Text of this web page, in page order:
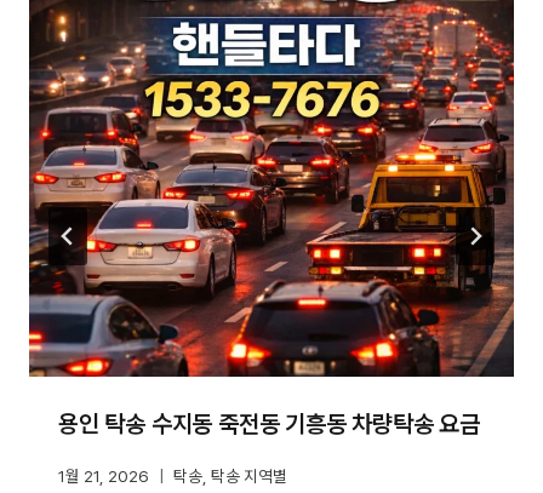
용인 탁송 수지동 죽전동 기흥동 차량탁송 요금
1월 21, 2026 탁송 탁송 지역별